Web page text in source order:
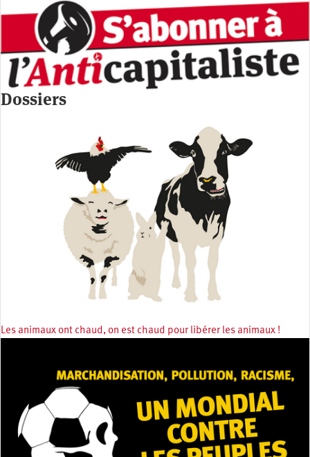
Dossiers
Les animaux ont chaud, on est chaud pour libérer les animaux !